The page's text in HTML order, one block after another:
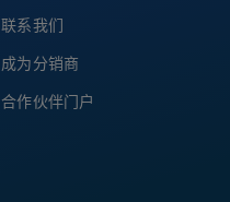
联系我们
成为分销商
合作伙伴门户